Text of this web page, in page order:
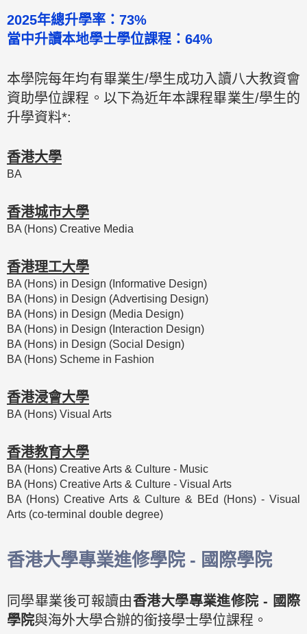
2025年總升學率：73%
當中升讀本地學士學位課程：64%
本學院每年均有畢業生/學生成功入讀八大教資會
資助學位課程。以下為近年本課程畢業生/學生的
升學資料*:
香港大學
BA
香港城市大學
BA (Hons) Creative Media
香港理工大學
BA (Hons) in Design (Informative Design)
BA (Hons) in Design (Advertising Design)
BA (Hons) in Design (Media Design)
BA (Hons) in Design (Interaction Design)
BA (Hons) in Design (Social Design)
BA (Hons) Scheme in Fashion
香港浸會大學
BA (Hons) Visual Arts
香港教育大學
BA (Hons) Creative Arts & Culture - Music
BA (Hons) Creative Arts & Culture - Visual Arts
BA (Hons) Creative Arts & Culture & BEd (Hons) - Visual
Arts (co-terminal double degree)
香港大學專業進修學院 - 國際學院
同學畢業後可報讀由香港大學專業進修院 - 國際
學院與海外大學合辦的銜接學士學位課程。